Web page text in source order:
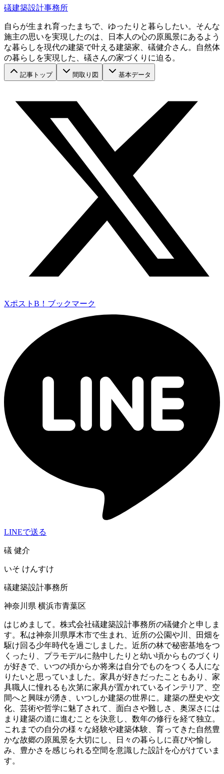
礒建築設計事務所
自らが生まれ育ったまちで、ゆったりと暮らしたい。そんな
施主の思いを実現したのは、日本人の心の原風景にあるよう
な暮らしを現代の建築で叶える建築家、礒健介さん。自然体
の暮らしを実現した、礒さんの家づくりに迫る。
記事トップ 間取り図 基本データ
Xポスト B！ブックマーク
LINEで送る
礒 健介
いそ けんすけ
礒建築設計事務所
神奈川県 横浜市青葉区
はじめまして。株式会社礒建築設計事務所の礒健介と申しま
す。私は神奈川県厚木市で生まれ、近所の公園や川、田畑を
駆け回る少年時代を過ごしました。近所の林で秘密基地をつ
くったり、プラモデルに熱中したりと幼い頃からものづくり
が好きで、いつの頃からか将来は自分でものをつくる人にな
りたいと思っていました。家具が好きだったこともあり、家
具職人に憧れるも次第に家具が置かれているインテリア、空
間へと興味が湧き、いつしか建築の世界に。建築の歴史や文
化、芸術や哲学に魅了されて、面白さや難しさ、奥深さには
まり建築の道に進むことを決意し、数年の修行を経て独立。
これまでの自分の様々な経験や建築体験、育ってきた自然豊
かな故郷の原風景を大切にし、日々の暮らしに喜びや愉し
み、豊かさを感じられる空間を意識した設計を心がけていま
す。